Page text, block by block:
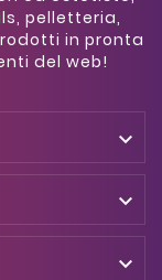
pelletteria,
in pronta
del web!


